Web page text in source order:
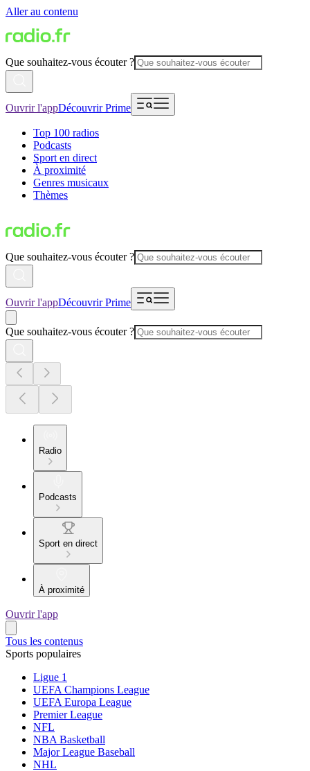
Aller au contenu
Que souhaitez-vous écouter ?
Ouvrir l'appDécouvrir Prime
Top 100 radios
Podcasts
Sport en direct
À proximité
Genres musicaux
Thèmes
Que souhaitez-vous écouter ?
Ouvrir l'appDécouvrir Prime
Que souhaitez-vous écouter ?
Radio
Podcasts
Sport en direct
À proximité
Ouvrir l'app
Tous les contenus
Sports populaires
Ligue 1
UEFA Champions League
UEFA Europa League
Premier League
NFL
NBA Basketball
Major League Baseball
NHL